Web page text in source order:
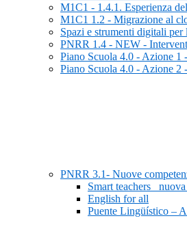
M1C1 - 1.4.1. Esperienza
M1C1 1.2 - Migrazione al
Spazi e strumenti digitali
PNRR 1.4 - NEW -
Piano Scuola 4.0 - Azione 1
Piano Scuola 4.0 - Azione 2
PNRR 3.1- Nuove
Smart teachers_
English for all
Puente Lingüístico –